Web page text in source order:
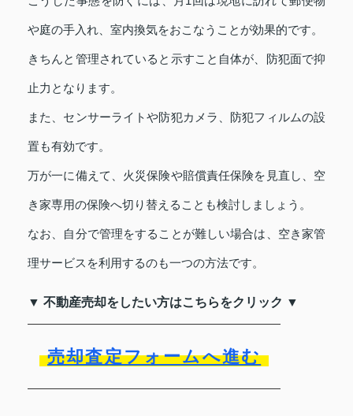
や庭の手入れ、室内換気をおこなうことが効果的です。
きちんと管理されていると示すこと自体が、防犯面で抑
止力となります。
また、センサーライトや防犯カメラ、防犯フィルムの設
置も有効です。
万が一に備えて、火災保険や賠償責任保険を見直し、空
き家専用の保険へ切り替えることも検討しましょう。
なお、自分で管理をすることが難しい場合は、空き家管
理サービスを利用するのも一つの方法です。
▼ 不動産売却をしたい方はこちらをクリック ▼
売却査定フォームへ進む